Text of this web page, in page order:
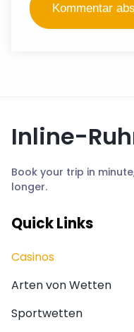
Inline-
Book your trip in
longer.
Quick Links
Casinos
Arten von Wetten
Sportwetten